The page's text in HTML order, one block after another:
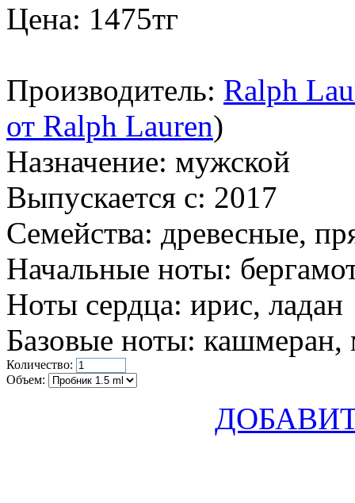
Цена: 1475тг
Производитель: Ralph
от Ralph Lauren)
Назначение: мужской
Выпускается с: 2017
Семейства: древесные,
Начальные ноты:
Ноты сердца: ирис, ладан
Базовые ноты: кашмеран,
Количество:
Объем: